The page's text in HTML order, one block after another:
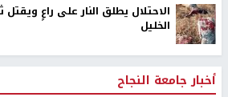
الاحتلال يطلق النار على راعٍ
الخليل
أخبار جامعة النجاح